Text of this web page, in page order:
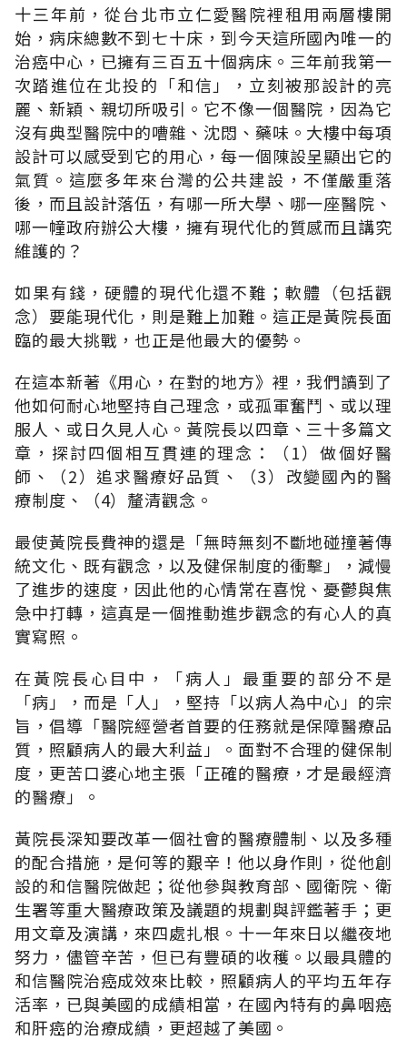
十三年前，從台北市立仁愛醫院裡租用兩層樓開
始，病床總數不到七十床，到今天這所國內唯一的
治癌中心，已擁有三百五十個病床。三年前我第一
次踏進位在北投的「和信」，立刻被那設計的亮
麗、新穎、親切所吸引。它不像一個醫院，因為它
沒有典型醫院中的嘈雜、沈悶、藥味。大樓中每項
設計可以感受到它的用心，每一個陳設呈顯出它的
氣質。這麼多年來台灣的公共建設，不僅嚴重落
後，而且設計落伍，有哪一所大學、哪一座醫院、
哪一幢政府辦公大樓，擁有現代化的質感而且講究
維護的？
如果有錢，硬體的現代化還不難；軟體（包括觀
念）要能現代化，則是難上加難。這正是黃院長面
臨的最大挑戰，也正是他最大的優勢。
在這本新著《用心，在對的地方》裡，我們讀到了
他如何耐心地堅持自己理念，或孤軍奮鬥、或以理
服人、或日久見人心。黃院長以四章、三十多篇文
章，探討四個相互貫連的理念：（1）做個好醫
師、（2）追求醫療好品質、（3）改變國內的醫
療制度、（4）釐清觀念。
最使黃院長費神的還是「無時無刻不斷地碰撞著傳
統文化、既有觀念，以及健保制度的衝擊」，減慢
了進步的速度，因此他的心情常在喜悅、憂鬱與焦
急中打轉，這真是一個推動進步觀念的有心人的真
實寫照。
在黃院長心目中，「病人」最重要的部分不是
「病」，而是「人」，堅持「以病人為中心」的宗
旨，倡導「醫院經營者首要的任務就是保障醫療品
質，照顧病人的最大利益」。面對不合理的健保制
度，更苦口婆心地主張「正確的醫療，才是最經濟
的醫療」。
黃院長深知要改革一個社會的醫療體制、以及多種
的配合措施，是何等的艱辛！他以身作則，從他創
設的和信醫院做起；從他參與教育部、國衛院、衛
生署等重大醫療政策及議題的規劃與評鑑著手；更
用文章及演講，來四處扎根。十一年來日以繼夜地
努力，儘管辛苦，但已有豐碩的收穫。以最具體的
和信醫院治癌成效來比較，照顧病人的平均五年存
活率，已與美國的成績相當，在國內特有的鼻咽癌
和肝癌的治療成績，更超越了美國。